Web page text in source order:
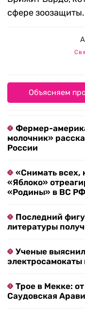
сфере зоозащиты.
Объясняем
Фермер-
молочник»
России
«Снимать всех,
«Яблоко»
«Родины» в ВС РФ
Последний
литературы
Ученые
Трое в Мекке:
Саудовская